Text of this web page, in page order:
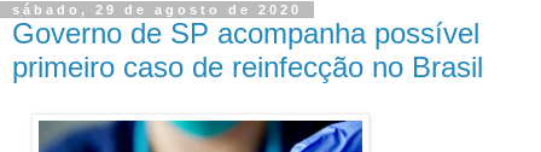
sábado, 29 de agosto de 2020
Governo de SP acompanha possível
primeiro caso de reinfecção no Brasil